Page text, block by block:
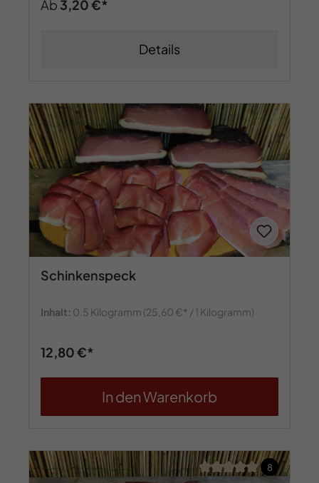
Ab 3,20 €*
Details
Schinkenspeck
Inhalt: 0.5 Kilogramm (25,60 €* / 1 Kilogramm)
12,80 €*
In den Warenkorb
Durchschnittliche
8